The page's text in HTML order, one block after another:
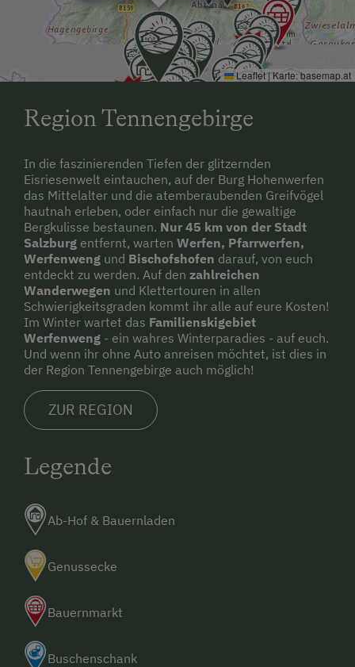
Bogenschießen
E-Bike-Verleih
Einstellmöglichkeit für Gastpferde
Eislaufen
Erlebniswanderung
Erlebniswanderweg
Fahrradverleih
Freibad
Ganzjahres Skigebiet
Geführte Ausritte
Geführte Bergtouren
Geführte Wanderungen
Golf
Heimatmuseum
Kegelbahn
Kletterwald
Leaflet | Karte:basemap.at
Region Tennengebirge
In die faszinierenden Tiefen der glitzernden
Eisriesenwelt eintauchen, auf der Burg Hohenwerfen
das Mittelalter und die atemberaubenden Greifvögel
hautnah erleben, oder einfach nur die gewaltige
Bergkulisse bestaunen. Nur 45 km von der Stadt
Salzburg entfernt, warten Werfen, Pfarrwerfen,
Werfenweng und Bischofshofen darauf, von euch
entdeckt zu werden. Auf den zahlreichen
Wanderwegen und Klettertouren in allen
Schwierigkeitsgraden kommt ihr alle auf eure Kosten!
Im Winter wartet das Familienskigebiet
Werfenweng - ein wahres Winterparadies - auf euch.
Und wenn ihr ohne Auto anreisen möchtet, ist dies in
der Region Tennengebirge auch möglich!
ZUR REGION
Legende
Ab-Hof & Bauernladen
Genussecke
Bauernmarkt
Buschenschank